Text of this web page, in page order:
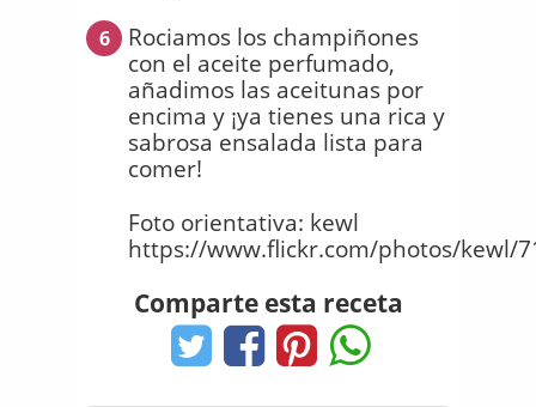
6
Rociamos los champiñones
con el aceite perfumado,
añadimos las aceitunas por
encima y ¡ya tienes una rica y
sabrosa ensalada lista para
comer!
Foto orientativa: kewl
https://www.flickr.com/photos/kewl/
Comparte esta receta